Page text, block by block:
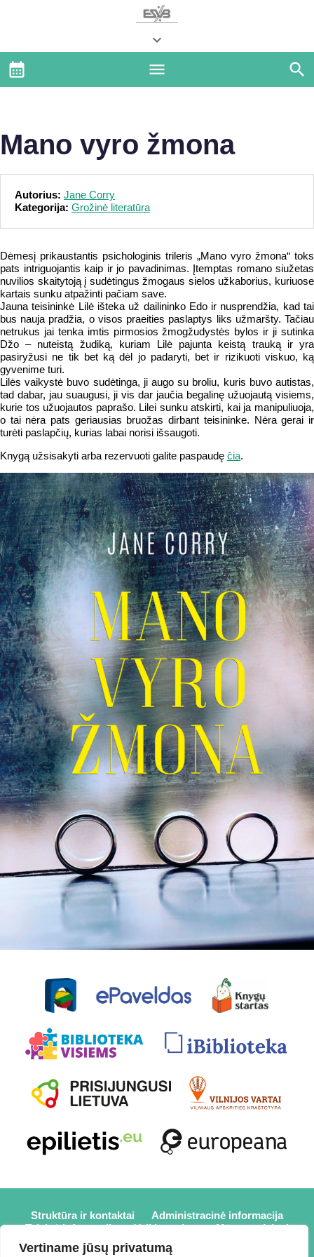
Vertiname jūsų privatumą
Mano vyro žmona
Autorius: Jane Corry
Kategorija: Grožinė literatūra
Dėmesį prikaustantis psichologinis trileris „Mano vyro žmona“ toks
pats intriguojantis kaip ir jo pavadinimas. Įtemptas romano siužetas
nuvilios skaitytoją į sudėtingus žmogaus sielos užkaborius, kuriuose
kartais sunku atpažinti pačiam save.
Jauna teisininkė Lilė išteka už dailininko Edo ir nusprendžia, kad tai
bus nauja pradžia, o visos praeities paslaptys liks užmaršty. Tačiau
netrukus jai tenka imtis pirmosios žmogžudystės bylos ir ji sutinka
Džo – nuteistą žudiką, kuriam Lilė pajunta keistą trauką ir yra
pasiryžusi ne tik bet ką dėl jo padaryti, bet ir rizikuoti viskuo, ką
gyvenime turi.
Lilės vaikystė buvo sudėtinga, ji augo su broliu, kuris buvo autistas,
tad dabar, jau suaugusi, ji vis dar jaučia begalinę užuojautą visiems,
kurie tos užuojautos paprašo. Lilei sunku atskirti, kai ja manipuliuoja,
o tai nėra pats geriausias bruožas dirbant teisininke. Nėra gerai ir
turėti paslapčių, kurias labai norisi išsaugoti.
Knygą užsisakyti arba rezervuoti galite paspaudę čia.
Struktūra ir kontaktai
Administracinė informacija
Teisinė informacija
Veiklos sritys
Mūsų projektai
Karjera
Partneriai
Prisijungti